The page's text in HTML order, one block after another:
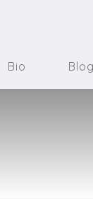
Bio Blog